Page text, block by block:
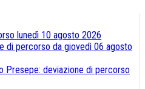
lunedì 10 agosto 2026
di percorso da giovedì 06 agosto
Presepe: deviazione di percorso